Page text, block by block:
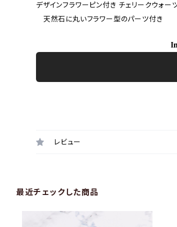
デザインフラワーピン付き チェリークウォー
天然石に丸いフラワー型のパーツ付き
レビュー
最近チェックした商品